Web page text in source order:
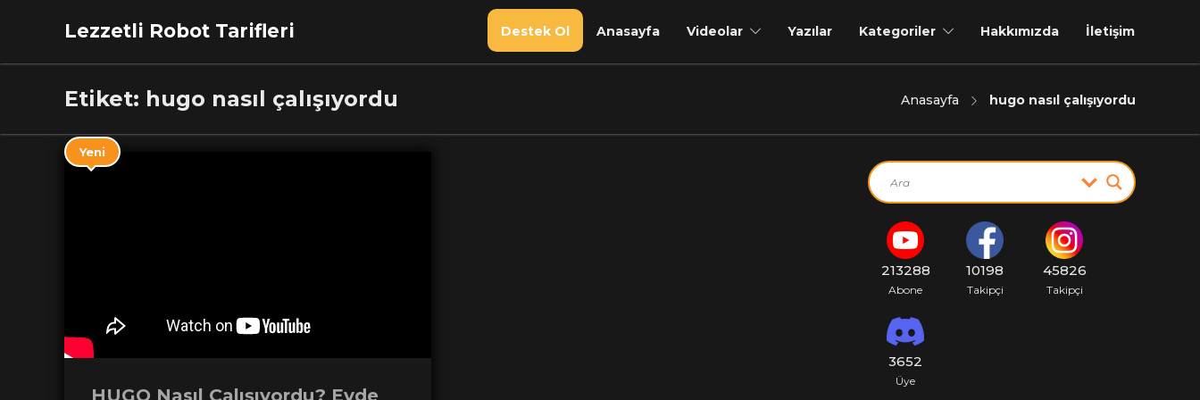
Lezzetli Robot Tarifleri Destek Ol Anasayfa Videolar Yazılar Kategoriler Hakkımızda İletişim
Etiket: hugo nasıl çalışıyordu Anasayfa hugo nasıl çalışıyordu
Yeni
HUGO Nasıl Çalışıyordu? Evde
213288
Abone
10198
Takipçi
45826
Takipçi
3652
Üye